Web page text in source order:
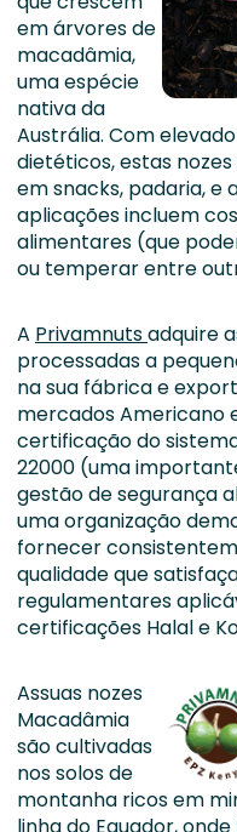
em árvores de
macadâmia,
uma espécie
nativa da
Austrália. Com
dietéticos, estas
em snacks, padaria, e
aplicações incluem
alimentares (que
ou temperar entre
A Privamnutsadquire
processadas a
na sua fábrica e
mercados Americano
certificação do
22000 (uma
gestão de segurança
uma organização
fornecer
qualidade que
regulamentares
certificações Halal e
Assuas nozes
Macadâmia
são cultivadas
nos solos de
montanha ricos em